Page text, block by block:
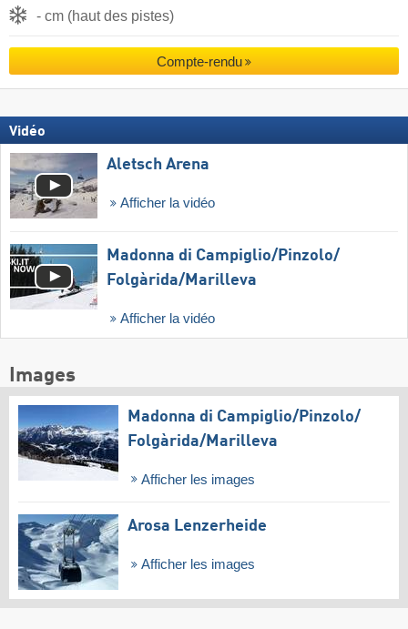
- cm (haut des pistes)
Compte-rendu
Vidéo
Aletsch Arena
Afficher la vidéo
Madonna di Campiglio/​Pinzolo/​
Folgàrida/​Marilleva
Afficher la vidéo
Images
Madonna di Campiglio/​Pinzolo/​
Folgàrida/​Marilleva
Afficher les images
Arosa Lenzerheide
Afficher les images